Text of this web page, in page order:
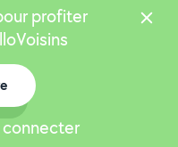
profiter
connecter